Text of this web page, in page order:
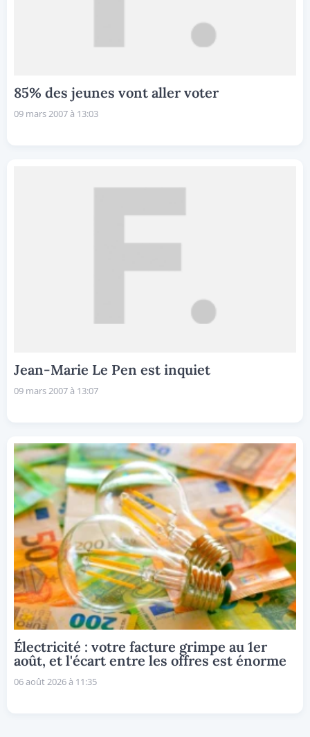
85% des jeunes vont aller voter
09 mars 2007 à 13:03
Jean-Marie Le Pen est inquiet
09 mars 2007 à 13:07
Électricité : votre facture grimpe au 1er
août, et l'écart entre les offres est énorme
06 août 2026 à 11:35